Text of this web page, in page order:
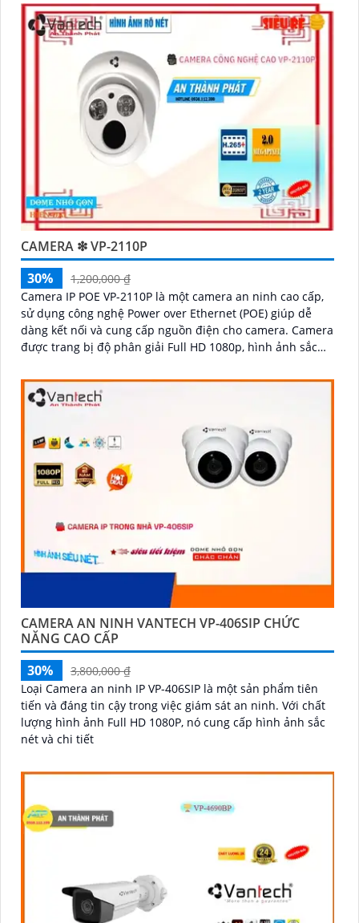
CAMERA ❇ VP-2110P
30%
1,200,000 ₫
Camera IP POE VP-2110P là một camera an ninh cao cấp,
sử dụng công nghệ Power over Ethernet (POE) giúp dễ
dàng kết nối và cung cấp nguồn điện cho camera. Camera
được trang bị độ phân giải Full HD 1080p, hình ảnh sắc
CAMERA AN NINH VANTECH VP-406SIP CHỨC
NĂNG CAO CẤP
30%
3,800,000 ₫
Loại Camera an ninh IP VP-406SIP là một sản phẩm tiên
tiến và đáng tin cậy trong việc giám sát an ninh. Với chất
lượng hình ảnh Full HD 1080P, nó cung cấp hình ảnh sắc
nét và chi tiết